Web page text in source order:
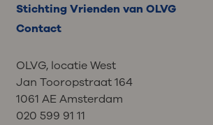
Stichting Vrienden van OLVG
Contact
OLVG, locatie West
Jan Tooropstraat 164
1061 AE Amsterdam
020 599 91 11